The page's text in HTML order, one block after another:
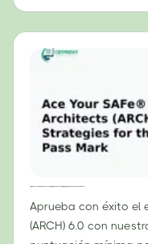
Aprueba con éxito el
(ARCH) 6.0 con